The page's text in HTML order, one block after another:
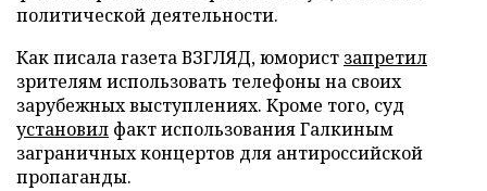
политической деятельности.
Как писала газета ВЗГЛЯД, юморист запретил
зрителям использовать телефоны на своих
зарубежных выступлениях. Кроме того, суд
установил факт использования Галкиным
заграничных концертов для антироссийской
пропаганды.